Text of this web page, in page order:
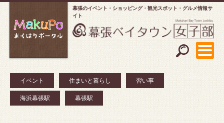
幕張のイベント・ショッピング
観光スポット・グルメ情報サ
イト
イベント 住まいと暮らし 習い事
海浜幕張駅 幕張駅